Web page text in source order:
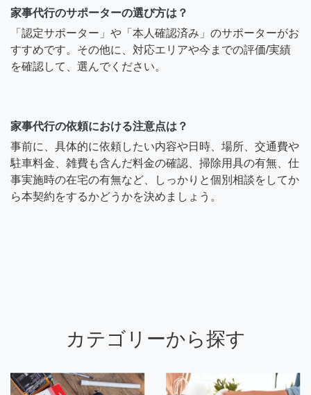
家事代行のサポーターの選び方は？
「認定サポーター」や「本人確認済み」のサポーターがお
すすめです。その他に、対応エリアや今までの評価/実績
を確認して、選んでください。
家事代行の依頼における注意点は？
事前に、具体的に依頼したい内容や日時、場所、交通費や
駐車料金、雑費も含んだ料金の確認、掃除用具の有無、仕
事実施時の在宅の有無など、しっかりと個別相談をしてか
ら本契約をするかどうかを決めましょう。
カテゴリーから探す